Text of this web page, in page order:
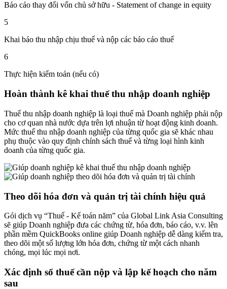
Báo cáo thay đổi vốn chủ sở hữu - Statement of change in equity
5
Khai báo thu nhập chịu thuế và nộp các báo cáo thuế
6
Thực hiện kiểm toán (nếu có)
Hoàn thành kê khai thuế thu nhập doanh nghiệp
Thuế thu nhập doanh nghiệp là loại thuế mà Doanh nghiệp phải nộp
cho cơ quan nhà nước dựa trên lợi nhuận từ hoạt động kinh doanh.
Mức thuế thu nhập doanh nghiệp của từng quốc gia sẽ khác nhau
phụ thuộc vào quy định chính sách thuế và từng loại hình kinh
doanh của từng quốc gia.
Theo dõi hóa đơn và quản trị tài chính hiệu quả
Gói dịch vụ “Thuế - Kế toán năm” của Global Link Asia Consulting
sẽ giúp Doanh nghiệp đưa các chứng từ, hóa đơn, báo cáo, v.v. lên
phần mềm QuickBooks online giúp Doanh nghiệp dễ dàng kiểm tra,
theo dõi một số lượng lớn hóa đơn, chứng từ một cách nhanh
chóng, mọi lúc mọi nơi.
Xác định số thuế cần nộp và lập kế hoạch cho năm
sau